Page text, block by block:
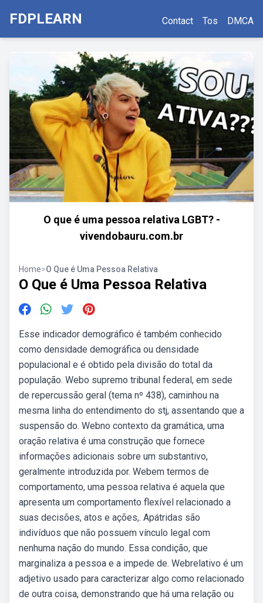
FDPLEARN Contact Tos DMCA
O que é uma pessoa relativa LGBT? -
vivendobauru.com.br
Home>O Que é Uma Pessoa Relativa
O Que é Uma Pessoa Relativa
Esse indicador demográfico é também conhecido
como densidade demográfica ou densidade
populacional e é obtido pela divisão do total da
população. Webo supremo tribunal federal, em sede
de repercussão geral (tema nº 438), caminhou na
mesma linha do entendimento do stj, assentando que a
suspensão do. Webno contexto da gramática, uma
oração relativa é uma construção que fornece
informações adicionais sobre um substantivo,
geralmente introduzida por. Webem termos de
comportamento, uma pessoa relativa é aquela que
apresenta um comportamento flexível relacionado a
suas decisões, atos e ações,. Apátridas são
indivíduos que não possuem vínculo legal com
nenhuma nação do mundo. Essa condição, que
marginaliza a pessoa e a impede de. Webrelativo é um
adjetivo usado para caracterizar algo como relacionado
de outra coisa, demonstrando que há uma relação ou